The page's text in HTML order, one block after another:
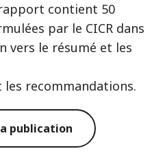
contient 50
par le CICR dans
vers le résumé et les
les recommandations.
publication